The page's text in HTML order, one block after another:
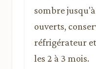
sombre
ouverts,
réfrigérateur
les 2 à 3 mois.